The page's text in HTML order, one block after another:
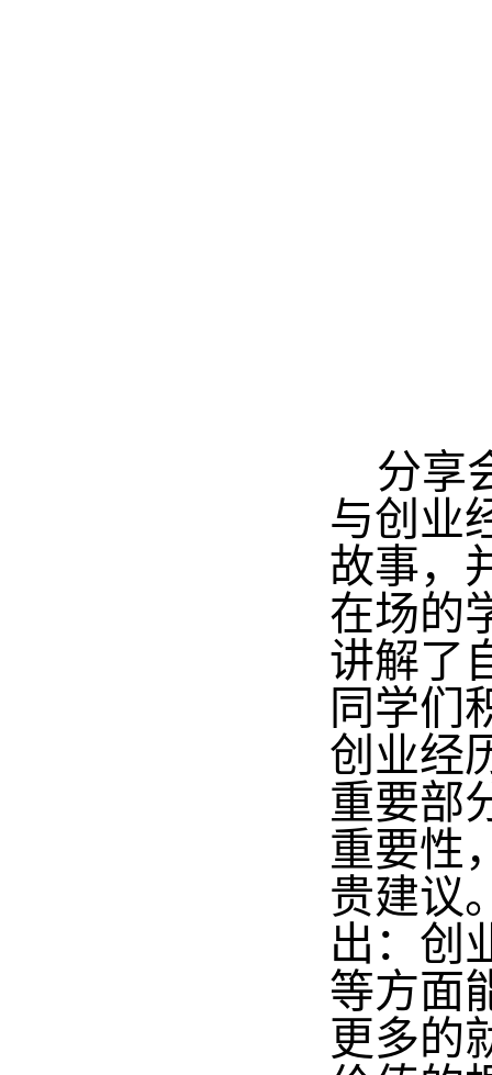
分享
与创业
故事，
在场的
讲解了
同学们
创业经
重要部
重要性
贵建议
出：创
等方面
更多的